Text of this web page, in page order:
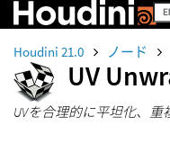
Houdini 21.0 ノード
UV
UVを合理的に平坦化、重